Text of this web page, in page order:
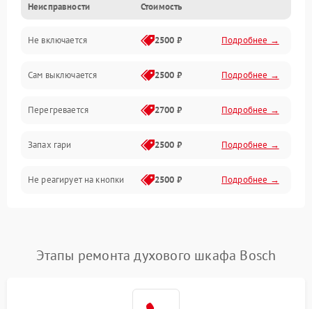
Неисправности Стоимость
Не включается 2500 ₽ Подробнее →
Сам выключается 2500 ₽ Подробнее →
Перегревается 2700 ₽ Подробнее →
Запах гари 2500 ₽ Подробнее →
Не реагирует на кнопки 2500 ₽ Подробнее →
Этапы ремонта духового шкафа Bosch